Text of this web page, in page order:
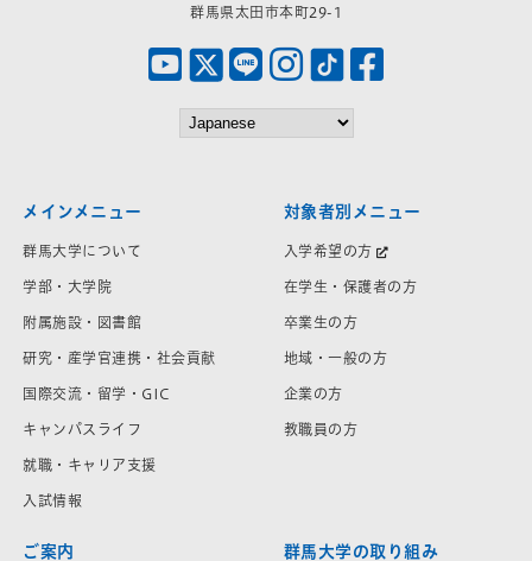
群馬県太田市本町29-1
メインメニュー
群馬大学について
学部・大学院
附属施設・図書館
研究・産学官連携・社会貢献
国際交流・留学・GIC
キャンパスライフ
就職・キャリア支援
入試情報
対象者別メニュー
入学希望の方
在学生・保護者の方
卒業生の方
地域・一般の方
企業の方
教職員の方
ご案内 群馬大学の取り組み